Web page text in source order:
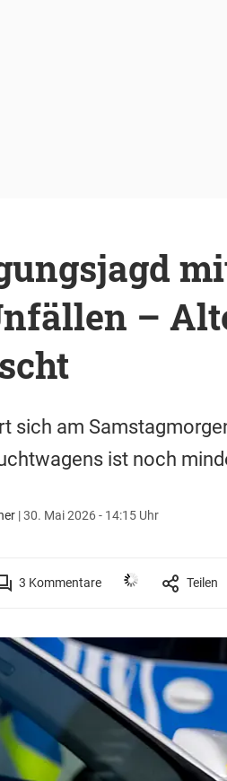
–
sich am
ist noch
|30. Mai 2026 - 14:15 Uhr
3 Kommentare Teilen